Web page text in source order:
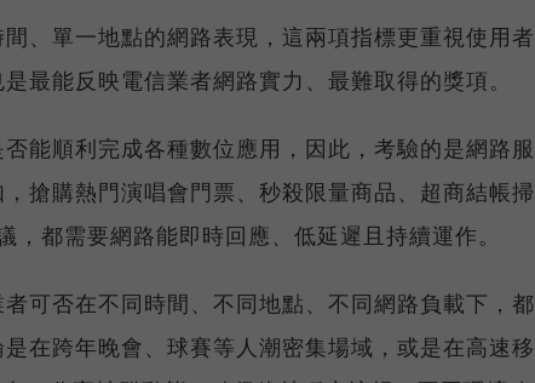
、單一地點的網路表現，這兩項指標更重視使用者
最能反映電信業者網路實力、最難取得的獎項。
能順利完成各種數位應用，因此，考驗的是網路服
搶購熱門演唱會門票、秒殺限量商品、超商結帳掃
都需要網路能即時回應、低延遲且持續運作。
可否在不同時間、不同地點、不同網路負載下，都
在跨年晚會、球賽等人潮密集場域，或是在高速移